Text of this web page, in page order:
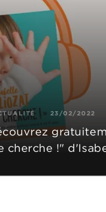
23/02/2022
cherche !"